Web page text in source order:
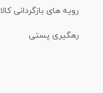
رویه های بازگردانی کالا
رهگیری پستی